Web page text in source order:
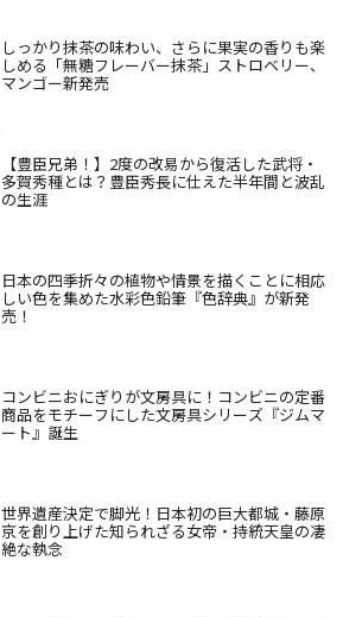
しっかり抹茶の味わい、さらに果実の香りも楽
しめる「無糖フレーバー抹茶」ストロベリー、
マンゴー新発売
【豊臣兄弟！】2度の改易から復活した武将・
多賀秀種とは？豊臣秀長に仕えた半年間と波乱
の生涯
日本の四季折々の植物や情景を描くことに相応
しい色を集めた水彩色鉛筆『色辞典』が新発
売！
コンビニおにぎりが文房具に！コンビニの定番
商品をモチーフにした文房具シリーズ『ジムマ
ート』誕生
世界遺産決定で脚光！日本初の巨大都城・藤原
京を創り上げた知られざる女帝・持統天皇の凄
絶な執念